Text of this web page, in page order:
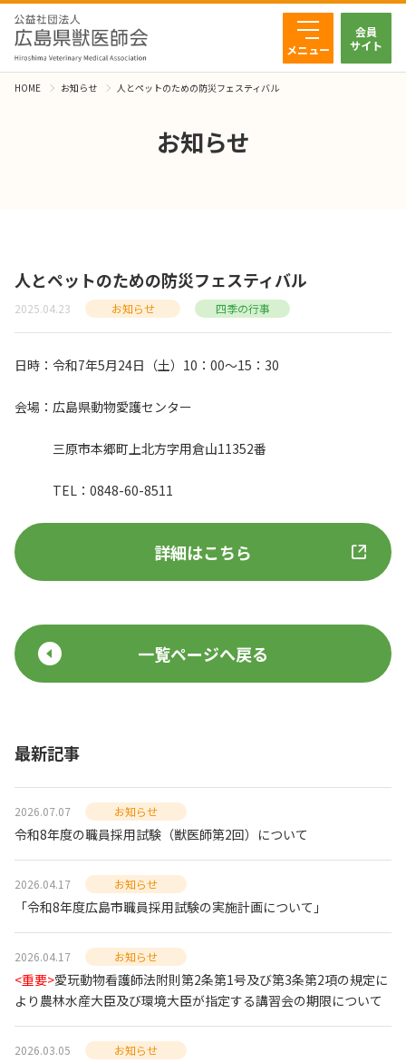
メニュー
会員
サイト
HOME お知らせ 人とペットのための防災フェスティバル
お知らせ
人とペットのための防災フェスティバル
2025.04.23 お知らせ 四季の行事
日時：令和7年5月24日（土）10：00～15：30
会場：広島県動物愛護センター
三原市本郷町上北方字用倉山11352番
TEL：0848-60-8511
詳細はこちら
一覧ページへ戻る
最新記事
2026.07.07 お知らせ
令和8年度の職員採用試験（獣医師第2回）について
2026.04.17 お知らせ
「令和8年度広島市職員採用試験の実施計画について」
2026.04.17 お知らせ
<重要>愛玩動物看護師法附則第2条第1号及び第3条第2項の規定に
より農林水産大臣及び環境大臣が指定する講習会の期限について
2026.03.05 お知らせ